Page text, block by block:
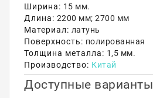
Ширина: 15 мм.
Длина: 2200 мм; 2700 мм
Материал: латунь
Поверхность: полированная
Толщина металла: 1,5 мм.
Производство: Китай
Доступные варианты